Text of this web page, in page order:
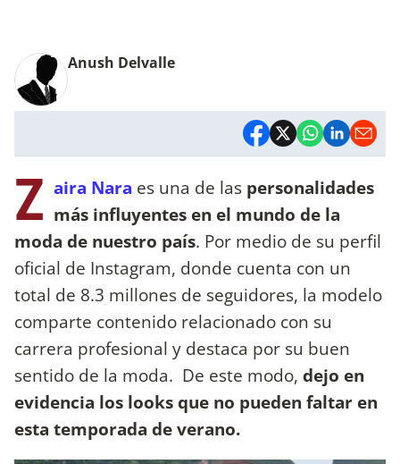
Anush Delvalle
Z aira Nara es una de las personalidades
más influyentes en el mundo de la
moda de nuestro país. Por medio de su perfil
oficial de Instagram, donde cuenta con un
total de 8.3 millones de seguidores, la modelo
comparte contenido relacionado con su
carrera profesional y destaca por su buen
sentido de la moda. De este modo, dejo en
evidencia los looks que no pueden faltar en
esta temporada de verano.